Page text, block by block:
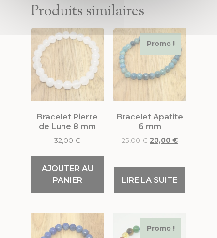
Produits similaires
Bracelet Pierre
de Lune 8 mm
32,00 €
AJOUTER AU
PANIER
Promo !
Bracelet Apatite
6 mm
25,00€ 20,00 €
LIRE LA SUITE
Promo !